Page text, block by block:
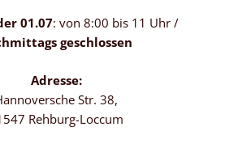
01.07: von 8:00 bis 11 Uhr /
geschlossen
Adresse:
Str. 38,
Rehburg-Loccum